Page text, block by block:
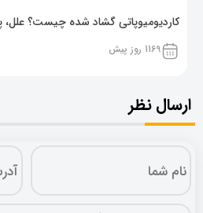
کاردیومیوپاتی گشاد شده چیست؟ علل،
1169 روز پیش
ارسال نظر